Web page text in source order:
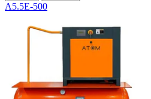
А5.5Е-500